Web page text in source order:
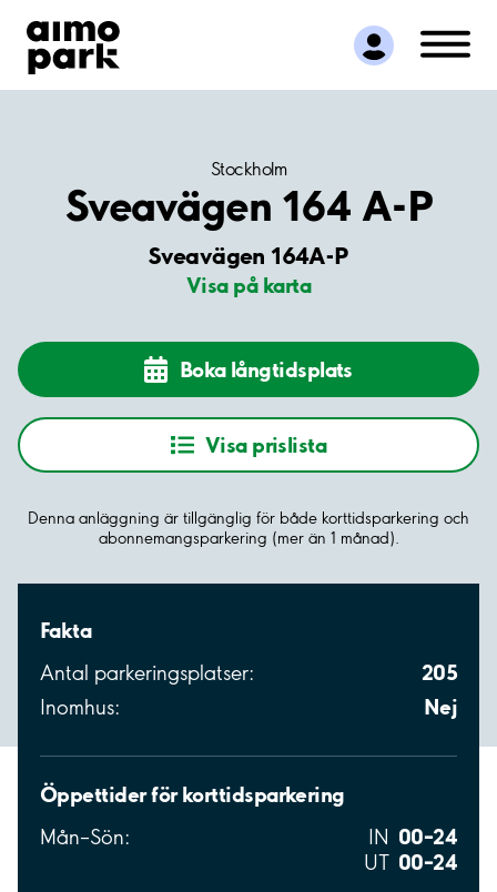
Hitta parkering
Samarbete
Kundservice
Stockholm
Sveavägen 164 A-P
Sveavägen 164A-P
Visa på karta
Boka långtidsplats
Visa prislista
Denna anläggning är tillgänglig för både korttidsparkering och
abonnemangsparkering (mer än 1 månad).
Fakta
Antal parkeringsplatser: 205
Inomhus: Nej
Öppettider för korttidsparkering
Mån–Sön: IN 00–24
UT 00–24